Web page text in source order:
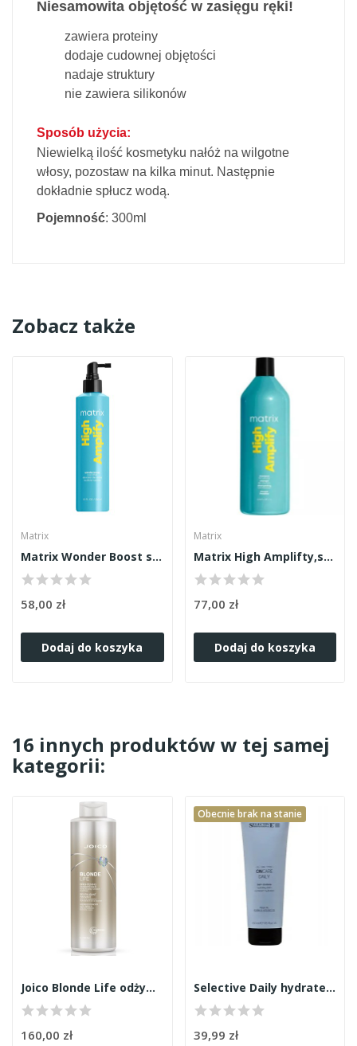
Niesamowita objętość w zasięgu ręki!
zawiera proteiny
dodaje cudownej objętości
nadaje struktury
nie zawiera silikonów
Sposób użycia:
Niewielką ilość kosmetyku nałóż na wilgotne
włosy, pozostaw na kilka minut. Następnie
dokładnie spłucz wodą.
Pojemność: 300ml
Zobacz także
Matrix
Matrix Wonder Boost spray unoszący od nasady 250ml
58,00 zł
Dodaj do koszyka
Matrix
Matrix High Amplifty,szampon na objętość 1000ml
77,00 zł
Dodaj do koszyka
16 innych produktów w tej samej
kategorii:
Joico Blonde Life odżywka 1000ml
160,00 zł
Obecnie brak na stanie
Selective Daily hydrate odżywka 250ml
39,99 zł